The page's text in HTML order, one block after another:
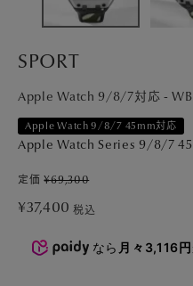
SPORT
Apple Watch 9/8/7対応 -
Apple Watch 9/8/7 45mm対応
Apple Watch Series 9/8/7
定価 ¥69,300
¥37,400 税込
なら 月々3,116円